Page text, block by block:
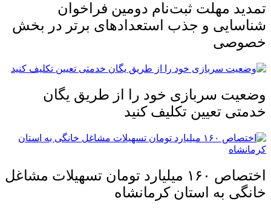
تمدید مهلت ثبت‌نام دومین فراخوان
شناسایی و جذب استعدادهای برتر در بخش
خصوصی
وضعیت سربازی خود را از طریق یگان
خدمتی تعیین تکلیف کنید
اختصاص ۱۶۰ میلیارد تومان تسهیلات مشاغل
خانگی به استان کرمانشاه